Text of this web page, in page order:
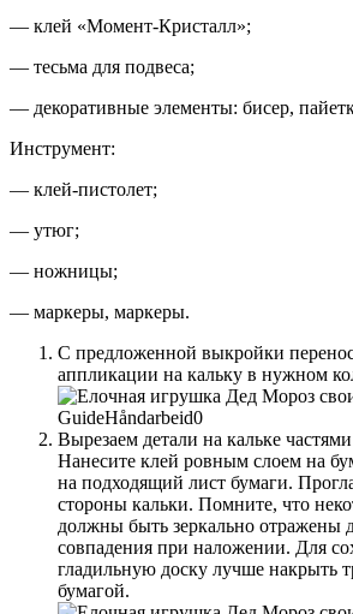
— клей «Момент-Кристалл»;
— тесьма для подвеса;
— декоративные элементы: бисер,
Инструмент:
— клей-пистолет;
— утюг;
— ножницы;
— маркеры, маркеры.
С предложенной выкройки
аппликации на кальку в нужном
Вырезаем детали на кальке
Нанесите клей ровным слоем на
на подходящий лист бумаги.
стороны кальки. Помните, что
должны быть зеркально отражены
совпадения при наложении. Для
гладильную доску лучше накрыть
бумагой.